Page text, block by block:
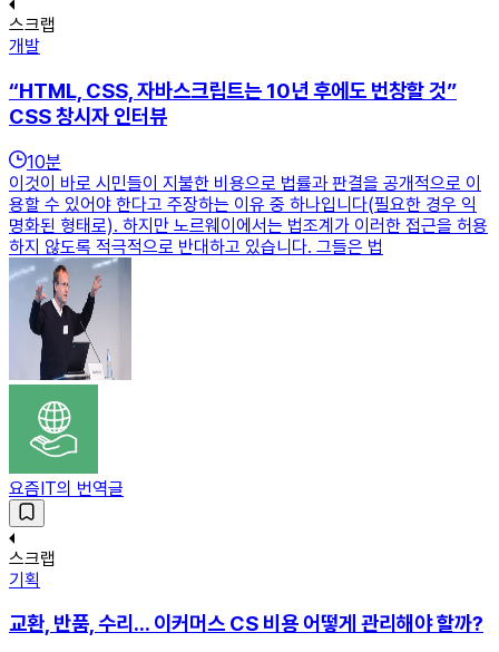
스크랩
개발
“HTML, CSS, 자바스크립트는 10년 후에도 번창할 것”
CSS 창시자 인터뷰
10분
이것이 바로 시민들이 지불한 비용으로 법률과 판결을 공개적으로 이
용할 수 있어야 한다고 주장하는 이유 중 하나입니다(필요한 경우 익
명화된 형태로). 하지만 노르웨이에서는 법조계가 이러한 접근을 허용
하지 않도록 적극적으로 반대하고 있습니다. 그들은 법
요즘IT의 번역글
스크랩
기획
교환, 반품, 수리... 이커머스 CS 비용 어떻게 관리해야 할까?